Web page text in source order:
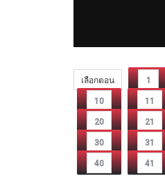
เลือกตอน 1
10 11
20 21
30 31
40 41